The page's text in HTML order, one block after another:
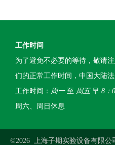
工作时间
为了避免不必要的等待，敬请
们的正常工作时间，中国大陆法
工作时间： 周一至 周五早 8：
周六、周日休息
©2026 上海子期实验设备有限公